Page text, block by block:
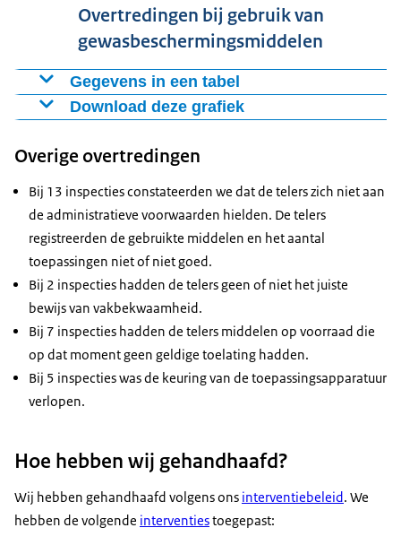
Overtredingen bij gebruik van
gewasbeschermingsmiddelen
Gegevens in een tabel
Soort overtreding
Aantal
Niet toegelaten in de teelt
Niet toegelaten in de EU
Download deze grafiek
Download CSV-bestand
Overige overtredingen
Bij 13 inspecties constateerden we dat de telers zich niet aan
de administratieve voorwaarden hielden. De telers
registreerden de gebruikte middelen en het aantal
toepassingen niet of niet goed.
Bij 2 inspecties hadden de telers geen of niet het juiste
bewijs van vakbekwaamheid.
Bij 7 inspecties hadden de telers middelen op voorraad die
op dat moment geen geldige toelating hadden.
Bij 5 inspecties was de keuring van de toepassingsapparatuur
verlopen.
Hoe hebben wij gehandhaafd?
Wij hebben gehandhaafd volgens ons interventiebeleid. We
hebben de volgende interventiestoegepast: